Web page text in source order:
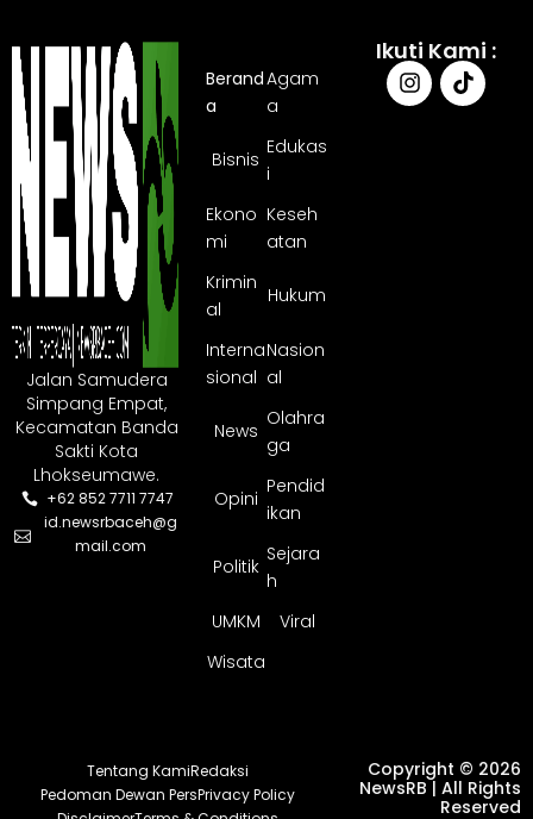
Jalan Samudera
Simpang Empat,
Kecamatan Banda
Sakti Kota
Lhokseumawe.
+62 852 7711 7747
id.newsrbaceh@g
mail.com
Berand
a
Agam
a
Bisnis
Edukas
i
Ekono
mi
Keseh
atan
Krimin
al
Hukum
Interna
sional
Nasion
al
News
Olahra
ga
Opini
Pendid
ikan
Politik
Sejara
h
UMKM
Viral
Wisata
Ikuti Kami :
Tentang KamiRedaksi
Pedoman Dewan PersPrivacy Policy
Copyright © 2026
NewsRB | All Rights
Reserved